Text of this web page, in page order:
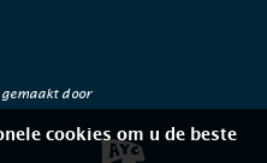
door
cookies om u de beste